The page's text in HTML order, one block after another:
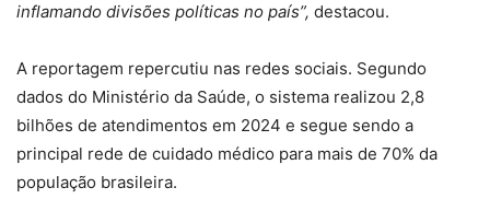
inflamando divisões políticas no país”, destacou.
A reportagem repercutiu nas redes sociais. Segundo
dados do Ministério da Saúde, o sistema realizou 2,8
bilhões de atendimentos em 2024 e segue sendo a
principal rede de cuidado médico para mais de 70% da
população brasileira.